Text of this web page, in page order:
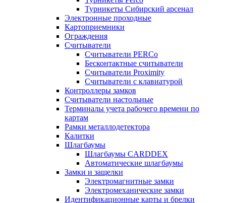
Турникеты Сибирский арсенал
Электронные проходные
Картоприемники
Ограждения
Считыватели
Считыватели PERCo
Бесконтактные считыватели
Считыватели Proximity
Считыватели с клавиатурой
Контроллеры замков
Считыватели настольные
Терминалы учета рабочего времени по
картам
Рамки металлодетектора
Калитки
Шлагбаумы
Шлагбаумы CARDDEX
Автоматические шлагбаумы
Замки и защелки
Электромагнитные замки
Электромеханические замки
Идентификационные карты и брелки